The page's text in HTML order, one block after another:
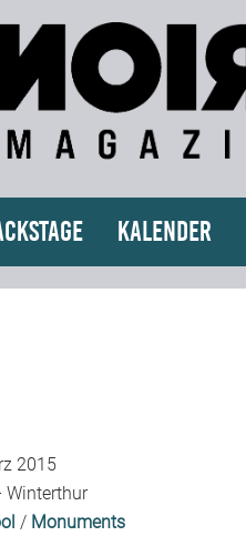
Kalender
2015
Winterthur
/ Monuments